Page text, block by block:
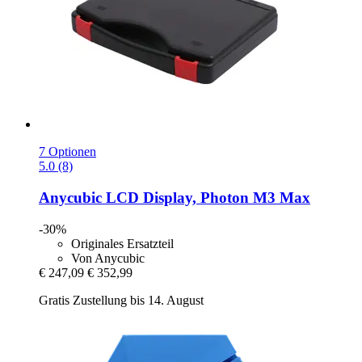
7 Optionen
5.0 (8)
Anycubic LCD Display, Photon M3 Max
-30%
Originales Ersatzteil
Von Anycubic
€ 247,09 € 352,99
Gratis Zustellung bis 14. August